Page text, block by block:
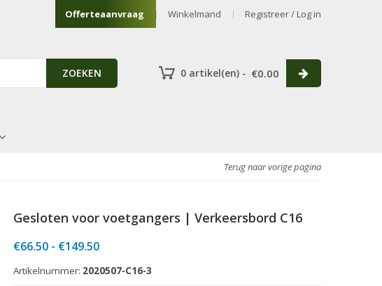
Offerteaanvraag Winkelmand Registreer / Log in
ZOEKEN 0 artikel(en) - €0.00
Terug naar vorige pagina
Gesloten voor voetgangers | Verkeersbord C16
€66.50 - €149.50Prijsklasse:
tot
Artikelnummer: 2020507-C16-3